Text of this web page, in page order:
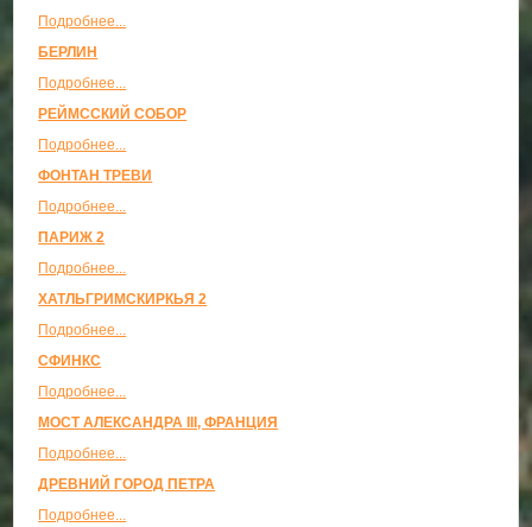
Подробнее...
БЕРЛИН
Подробнее...
РЕЙМССКИЙ СОБОР
Подробнее...
ФОНТАН ТРЕВИ
Подробнее...
ПАРИЖ 2
Подробнее...
ХАТЛЬГРИМСКИРКЬЯ 2
Подробнее...
СФИНКС
Подробнее...
МОСТ АЛЕКСАНДРА III, ФРАНЦИЯ
Подробнее...
ДРЕВНИЙ ГОРОД ПЕТРА
Подробнее...